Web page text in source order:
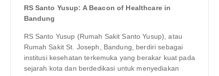
RS Santo Yusup: A Beacon of Healthcare in
Bandung
RS Santo Yusup (Rumah Sakit Santo Yusup), atau
Rumah Sakit St. Joseph, Bandung, berdiri sebagai
institusi kesehatan terkemuka yang berakar kuat pada
sejarah kota dan berdedikasi untuk menyediakan